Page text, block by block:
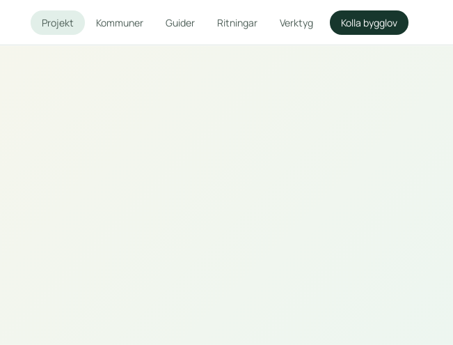
Projekt Kommuner Guider Ritningar Verktyg Kolla bygglov